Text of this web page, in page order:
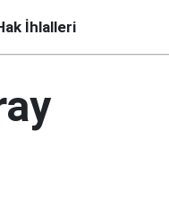
İhlalleri